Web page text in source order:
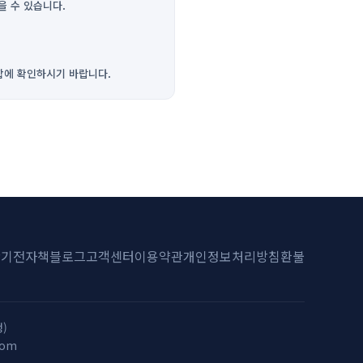
수 있습니다.
확인하시기 바랍니다.
전자책블로그고객센터이용약관개인정보처리방침환불
)